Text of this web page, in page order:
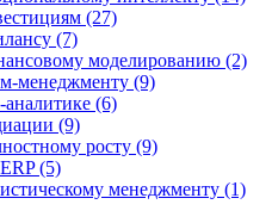
(27)
(7)
моделированию (2)
менеджменту (9)
(6)
(9)
росту (9)
(5)
менеджменту (1)